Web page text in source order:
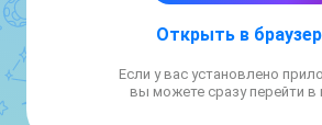
турбомоторы 1.0 и 1.6
Kia также доработала
Открыть в
Если у вас установлено
вы можете сразу перейти в